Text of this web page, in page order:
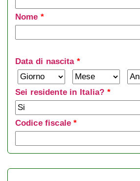
Nome *
Data di nascita*
Giorno
Mese
Anno
Sei residente in Italia? *
Codice fiscale*